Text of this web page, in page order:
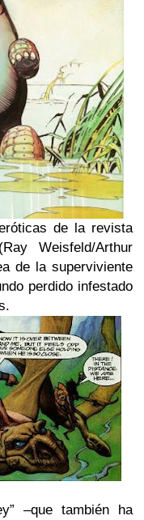
de la revista
(Ray Weisfeld/Arthur
de la superviviente
perdido infestado
–que también ha